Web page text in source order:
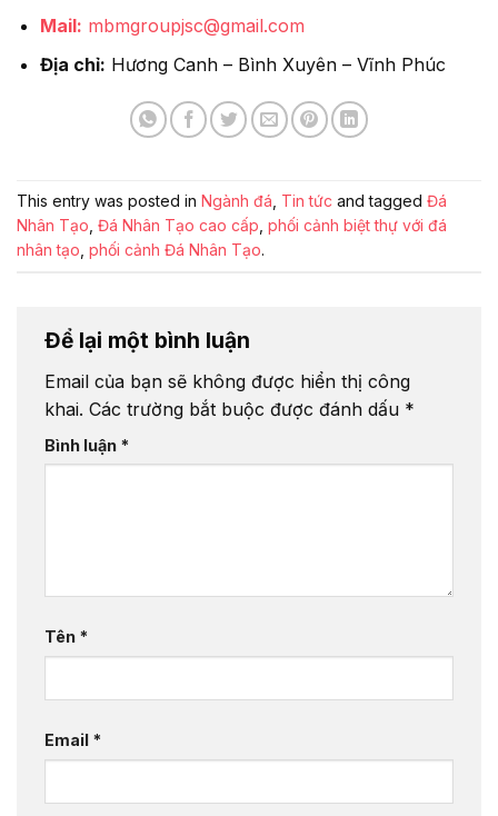
Mail: mbmgroupjsc@gmail.com
Địa chỉ: Hương Canh – Bình Xuyên – Vĩnh Phúc
This entry was posted in Ngành đá Tin tức and tagged Đá
Nhân Tạo Đá Nhân Tạo cao cấp phối cảnh biệt thự với đá
nhân tạo phối cảnh Đá Nhân Tạo.
Để lại một bình luận
Email của bạn sẽ không được hiển thị công
khai. Các trường bắt buộc được đánh dấu *
Bình luận *
Tên *
Email *